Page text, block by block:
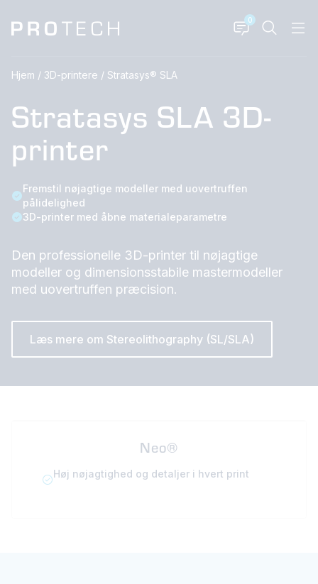
0
Hjem / 3D-printere / Stratasys® SLA
Stratasys SLA 3D-
printer
Fremstil nøjagtige modeller med uovertruffen
pålidelighed
3D-printer med åbne materialeparametre
Den professionelle 3D-printer til nøjagtige
modeller og dimensionsstabile mastermodeller
med uovertruffen præcision.
Læs mere om Stereolithography (SL/SLA)
Neo®
Høj nøjagtighed og detaljer i hvert print